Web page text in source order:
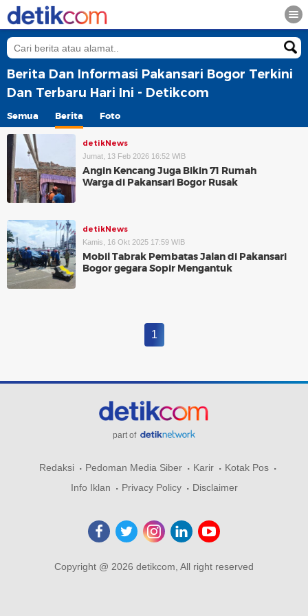
Berita Dan Informasi Pakansari Bogor Terkini
Dan Terbaru Hari Ini - Detikcom
Semua Berita Foto
detikNews
Jumat, 13 Feb 2026 16:52 WIB
Angin Kencang Juga Bikin 71 Rumah
Warga di Pakansari Bogor Rusak
detikNews
Kamis, 16 Okt 2025 17:59 WIB
Mobil Tabrak Pembatas Jalan di Pakansari
Bogor gegara Sopir Mengantuk
1
part of
Redaksi Pedoman Media Siber Karir
Kotak Pos
Info Iklan
Privacy Policy Disclaimer
Copyright @ 2026 detikcom, All right reserved